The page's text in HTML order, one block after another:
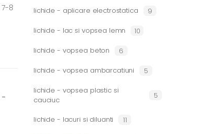
8
-
lichide - aplicare electrostatica 9
lichide - lac si vopsea lemn 10
lichide - vopsea beton 6
lichide - vopsea ambarcatiuni
5
lichide - vopsea plastic si
cauciuc
5
lichide - lacuri si diluanti 11